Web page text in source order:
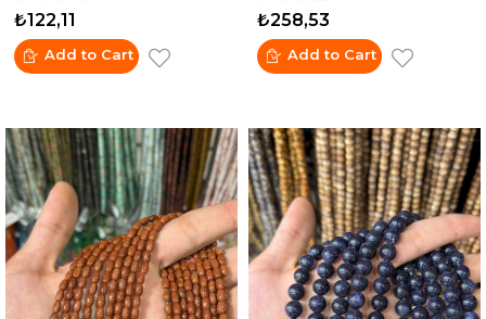
₺122,11
Add to Cart
₺258,53
Add to Cart